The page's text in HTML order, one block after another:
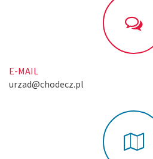
E-MAIL
urzad@chodecz.pl